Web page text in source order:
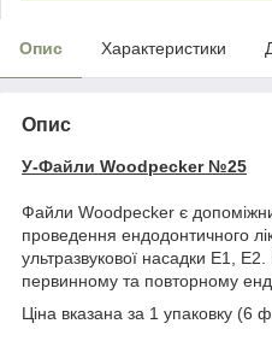
Опис Характеристики
Опис
У-Файли Woodpecker №25
Файли Woodpecker є
проведення ендодонтичного
ультразвукової насадки Е1,
первинному та повторному
Ціна вказана за 1 упаковку (6